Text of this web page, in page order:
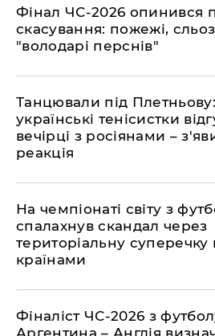
​Фінал ЧС-2026 опинився
скасування: пожежі,
"володарі перснів"
​Танцювали під Плетньову:
українські тенісистки
вечірці з росіянами –
реакція
​На чемпіонаті світу з
спалахнув скандал через
територіальну
країнами
Фіналіст ЧС-2026 з
Аргентина – Англія